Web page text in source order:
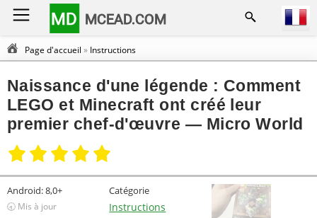
MD MCEAD.COM
Page d'accueil » Instructions
Naissance d'une légende : Comment
LEGO et Minecraft ont créé leur
premier chef-d'œuvre — Micro World
Android:8,0+
🕣 Mis à jour
Catégorie
Instructions